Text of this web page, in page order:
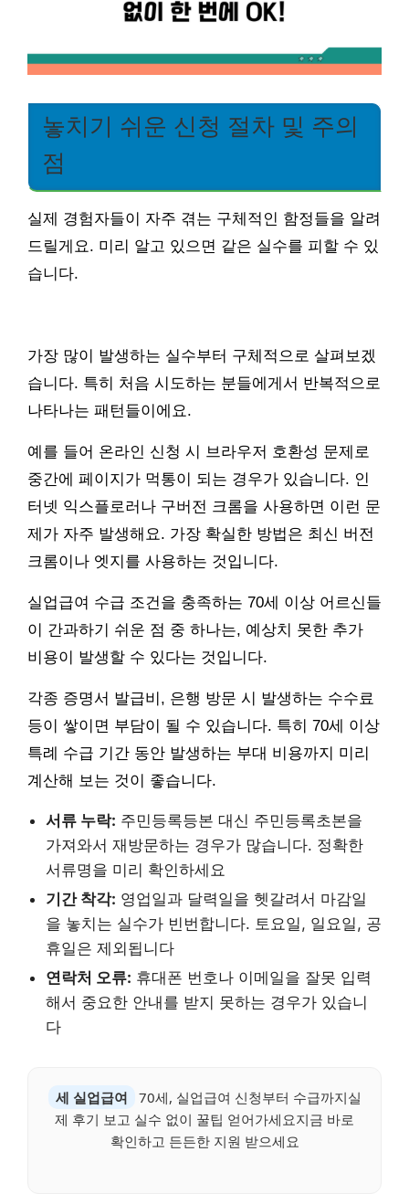
놓치기 쉬운 신청 절차 및 주의
점
실제 경험자들이 자주 겪는 구체적인 함정들을 알려
드릴게요. 미리 알고 있으면 같은 실수를 피할 수 있
습니다.
가장 많이 발생하는 실수부터 구체적으로 살펴보겠
습니다. 특히 처음 시도하는 분들에게서 반복적으로
나타나는 패턴들이에요.
예를 들어 온라인 신청 시 브라우저 호환성 문제로
중간에 페이지가 먹통이 되는 경우가 있습니다. 인
터넷 익스플로러나 구버전 크롬을 사용하면 이런 문
제가 자주 발생해요. 가장 확실한 방법은 최신 버전
크롬이나 엣지를 사용하는 것입니다.
실업급여 수급 조건을 충족하는 70세 이상 어르신들
이 간과하기 쉬운 점 중 하나는, 예상치 못한 추가
비용이 발생할 수 있다는 것입니다.
각종 증명서 발급비, 은행 방문 시 발생하는 수수료
등이 쌓이면 부담이 될 수 있습니다. 특히 70세 이상
특례 수급 기간 동안 발생하는 부대 비용까지 미리
계산해 보는 것이 좋습니다.
서류 누락: 주민등록등본 대신 주민등록초본을
가져와서 재방문하는 경우가 많습니다. 정확한
서류명을 미리 확인하세요
기간 착각: 영업일과 달력일을 헷갈려서 마감일
을 놓치는 실수가 빈번합니다. 토요일, 일요일, 공
휴일은 제외됩니다
연락처 오류: 휴대폰 번호나 이메일을 잘못 입력
해서 중요한 안내를 받지 못하는 경우가 있습니
다
세 실업급여
70세, 실업급여 신청부터 수급까지실
제 후기 보고 실수 없이 꿀팁 얻어가세요지금 바로
확인하고 든든한 지원 받으세요